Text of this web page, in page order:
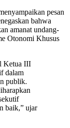
pesan
bahwa
amanat undang-
Otonomi Khusus
Ketua III
dalam
publik.
baik,” ujar